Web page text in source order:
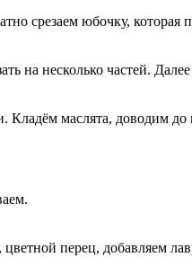
срезаем юбочку,
на несколько частей.
Кладём маслята, доводим
перец, добавляем